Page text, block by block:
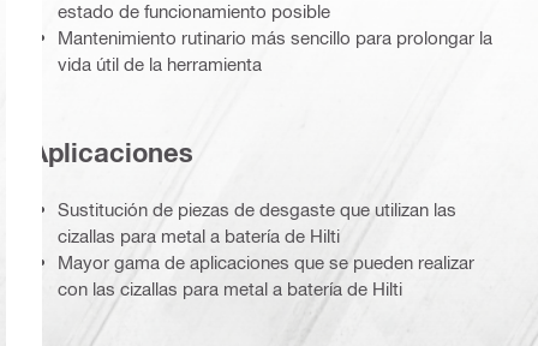
estado de funcionamiento posible
Mantenimiento rutinario más sencillo para prolongar la
vida útil de la herramienta
Aplicaciones
Sustitución de piezas de desgaste que utilizan las
cizallas para metal a batería de Hilti
Mayor gama de aplicaciones que se pueden realizar
con las cizallas para metal a batería de Hilti